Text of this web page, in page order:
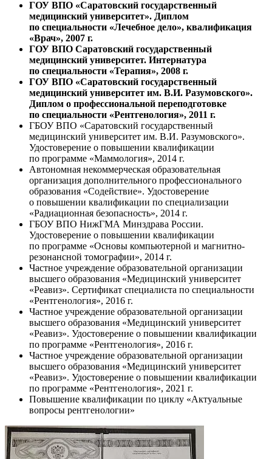
ГОУ ВПО «Саратовский государственный
медицинский университет». Диплом
по специальности «Лечебное дело», квалификация
«Врач», 2007 г.
ГОУ ВПО Саратовский государственный
медицинский университет. Интернатура
по специальности «Терапия», 2008 г.
ГОУ ВПО «Саратовский государственный
медицинский университет им. В.И. Разумовского».
Диплом о профессиональной переподготовке
по специальности «Рентгенология», 2011 г.
ГБОУ ВПО «Саратовский государственный
медицинский университет им. В.И. Разумовского».
Удостоверение о повышении квалификации
по программе «Маммология», 2014 г.
Автономная некоммерческая образовательная
организация дополнительного профессионального
образования «Содействие». Удостоверение
о повышении квалификации по специализации
«Радиационная безопасность», 2014 г.
ГБОУ ВПО НижГМА Минздрава России.
Удостоверение о повышении квалификации
по программе «Основы компьютерной и магнитно-
резонансной томографии», 2014 г.
Частное учреждение образовательной организации
высшего образования «Медицинский университет
«Реавиз». Сертификат специалиста по специальности
«Рентгенология», 2016 г.
Частное учреждение образовательной организации
высшего образования «Медицинский университет
«Реавиз». Удостоверение о повышении квалификации
по программе «Рентгенология», 2016 г.
Частное учреждение образовательной организации
высшего образования «Медицинский университет
«Реавиз». Удостоверение о повышении квалификации
по программе «Рентгенология», 2021 г.
Повышение квалификации по циклу «Актуальные
вопросы рентгенологии»